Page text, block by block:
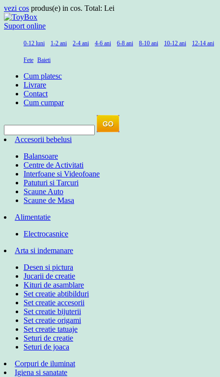
vezi cos produs(e) in cos. Total: Lei
Suport online
0-12 luni 1-2 ani 2-4 ani 4-6 ani 6-8 ani 8-10 ani 10-12 ani 12-14 ani
Fete Baieti
Cum platesc
Livrare
Contact
Cum cumpar
Accesorii bebelusi
Balansoare
Centre de Activitati
Interfoane si Videofoane
Patuturi si Tarcuri
Scaune Auto
Scaune de Masa
Alimentatie
Electrocasnice
Arta si indemanare
Desen si pictura
Jucarii de creatie
Kituri de asamblare
Set creatie abtibilduri
Set creatie accesorii
Set creatie bijuterii
Set creatie origami
Set creatie tatuaje
Seturi de creatie
Seturi de joaca
Corpuri de iluminat
Igiena si sanatate